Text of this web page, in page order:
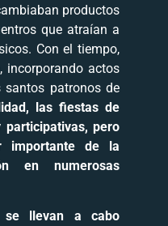
productos
que atraían a
Con el tiempo,
incorporando actos
patronos de
las fiestas de
pero
importante de la
en numerosas
se llevan a cabo